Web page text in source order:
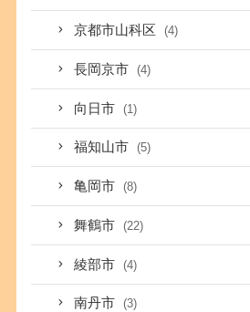
京都市山科区 (4)
長岡京市 (4)
向日市 (1)
福知山市 (5)
亀岡市 (8)
舞鶴市 (22)
綾部市 (4)
南丹市 (3)